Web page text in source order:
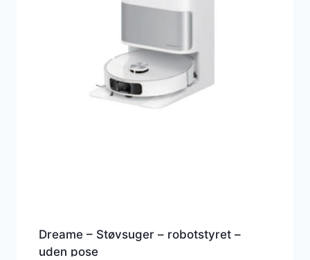
Dreame – Støvsuger – robotstyret –
uden pose